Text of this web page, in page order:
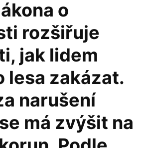
o
rozšiřuje
jak lidem
lesa zakázat.
narušení
má zvýšit na